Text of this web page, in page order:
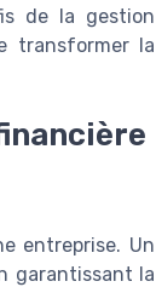
de la gestion
transformer la
entreprise. Un
garantissant la